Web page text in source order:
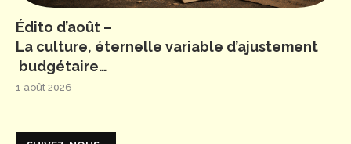
Édito d’août –
La culture, éternelle variable d’ajustement
budgétaire…
1 août 2026